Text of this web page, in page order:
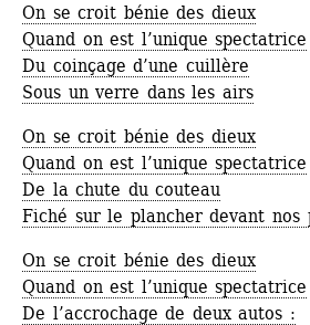
On se croit bénie des dieux
Quand on est l’unique spectatrice
Du coinçage d’une cuillère
Sous un verre dans les airs
On se croit bénie des dieux
Quand on est l’unique spectatrice
De la chute du couteau
Fiché sur le plancher devant nos
On se croit bénie des dieux
Quand on est l’unique spectatrice
De l’accrochage de deux autos :